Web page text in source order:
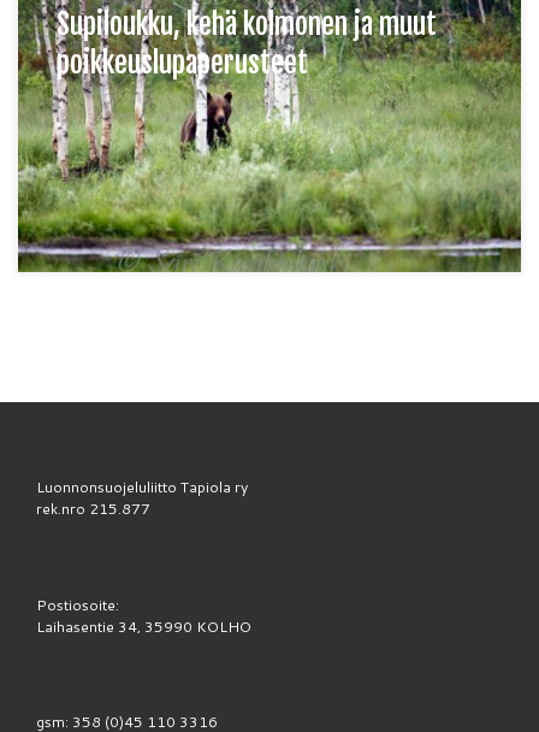
Supiloukku, kehä kolmonen ja muut
poikkeuslupaperusteet
Luonnonsuojeluliitto Tapiola ry
rek.nro 215.877
Postiosoite:
Laihasentie 34, 35990 KOLHO
gsm: 358 (0)45 110 3316